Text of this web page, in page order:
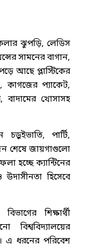
কলার ঝুপড়ি, লেডিস
সামনের বাগান,
আছে প্লাস্টিকের
কাগজের প্যাকেট,
বাদামের খোসাসহ
চড়ুইভাতি, পার্টি,
শেষে জায়গাগুলো
হচ্ছে ক্যান্টিনের
হিসেবে
শিক্ষার্থী
এ ধরনের পরিবেশ